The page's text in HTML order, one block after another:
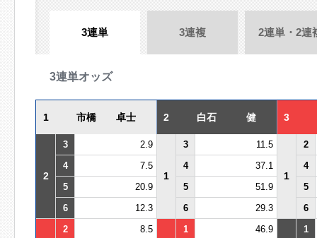
3連単 3連複 2連単・2連
3連単オッズ
1 市橋 卓士 2 白石 健 3
2
3 2.9
1
3 11.5
1
2
4
7.5 4 37.1
4
5
20.9 5 51.9
5
6
12.3 6 29.3 6
2 8.5 1 46.9
1